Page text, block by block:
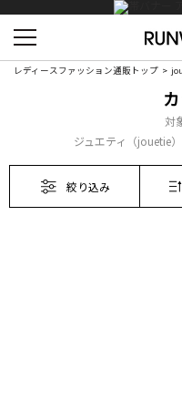
レディースファッション通販トップ
対
ジュエティ（jouetie
絞り込み